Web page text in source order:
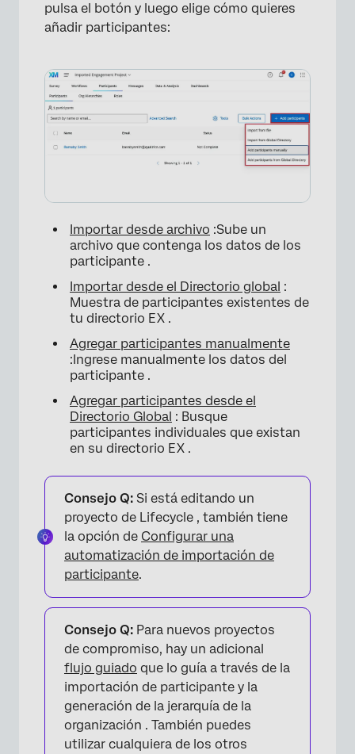
pulsa el botón y luego elige cómo quieres
añadir participantes:
Importar desde archivo :Sube un
archivo que contenga los datos de los
participante .
Importar desde el Directorio global :
Muestra de participantes existentes de
tu directorio EX .
Agregar participantes manualmente
:Ingrese manualmente los datos del
participante .
Agregar participantes desde el
Directorio Global : Busque
participantes individuales que existan
en su directorio EX .
Consejo Q: Si está editando un
proyecto de Lifecycle , también tiene
la opción de Configurar una
automatización de importación de
participante.
Consejo Q: Para nuevos proyectos
de compromiso, hay un adicional
flujo guiado que lo guía a través de la
importación de participante y la
generación de la jerarquía de la
organización . También puedes
utilizar cualquiera de los otros